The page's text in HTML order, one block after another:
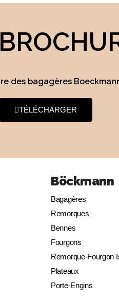
des bagagères
TÉLÉCHARGER
Böckmann
Bagagères
Remorques
Bennes
Fourgons
Remorque-Fourgon
Plateaux
Porte-Engins